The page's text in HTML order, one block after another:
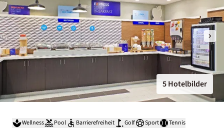
5 Hotelbilder
Wellness Pool Barrierefreiheit Golf Sport Tennis